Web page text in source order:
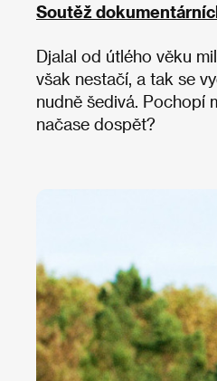
Soutěž
Djalal od útlého věku
však nestačí, a tak se
nudně šedivá. Pochopí
načase dospět?